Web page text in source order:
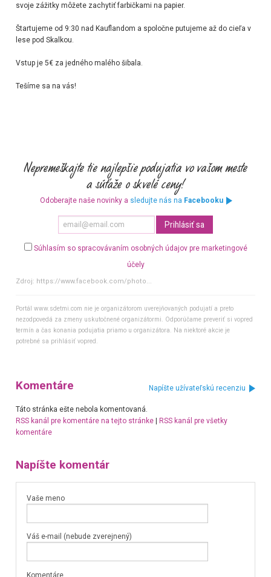
svoje zážitky môžete zachytiť farbičkami na papier.
Štartujeme od 9:30 nad Kauflandom a spoločne putujeme až do cieľa v
lese pod Skalkou.
Vstup je 5€ za jedného malého šibala.
Tešíme sa na vás!
Odoberajte naše novinky a sledujte nás na Facebooku
Súhlasím so spracovávaním osobných údajov pre marketingové
účely
Zdroj: https://www.facebook.com/photo...
Portál www.sdetmi.com nie je organizátorom uverejňovaných podujatí a preto
nezodpovedá za zmeny uskutočnené organizátormi. Odporúčame preveriť si vopred
termín a čas konania podujatia priamo u organizátora. Na niektoré akcie je
potrebné sa prihlásiť vopred.
Komentáre Napíšte užívateľskú recenziu
Táto stránka ešte nebola komentovaná.
RSS kanál pre komentáre na tejto stránke|
RSS kanál pre všetky
komentáre
Napíšte komentár
Vaše meno
Váš e-mail (nebude zverejnený)
Komentáre